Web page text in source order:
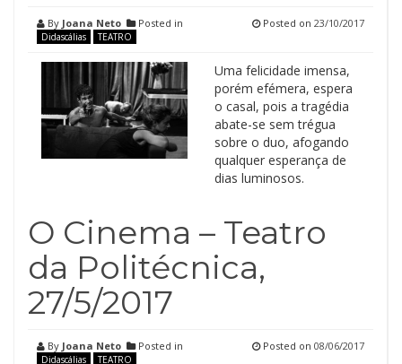
By Joana Neto Posted in
Didascálias TEATRO
Posted on 23/10/2017
Uma felicidade imensa,
porém efémera, espera
o casal, pois a tragédia
abate-se sem trégua
sobre o duo, afogando
qualquer esperança de
dias luminosos.
O Cinema – Teatro
da Politécnica,
27/5/2017
By Joana Neto Posted in
Didascálias TEATRO
Posted on 08/06/2017